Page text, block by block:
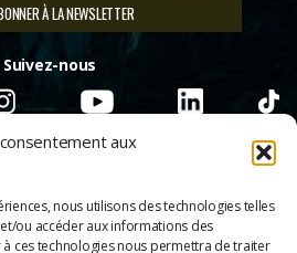
aux
nous utilisons des technologies telles
ou accéder aux informations des
ces technologies nous permettra de traiter
À LA NEWSLETTER
Suivez-nous